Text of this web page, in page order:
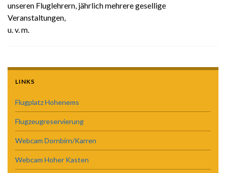
unseren Fluglehrern, jährlich mehrere gesellige
Veranstaltungen,
u. v. m.
LINKS
Flugplatz Hohenems
Flugzeugreservierung
Webcam Dornbirn/Karren
Webcam Hoher Kasten